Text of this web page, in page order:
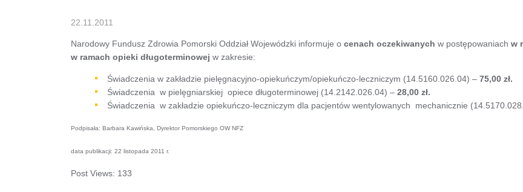
22.11.2011
Narodowy Fundusz Zdrowia Pomorski Oddział Wojewódzki informuje o cenach oczekiwanych w postępowaniach w
w ramach opieki długoterminowej w zakresie:
Świadczenia w zakładzie pielęgnacyjno-opiekuńczym/opiekuńczo-leczniczym (14.5160.026.04) – 75,00 zł.
Świadczenia w pielęgniarskiej opiece długoterminowej (14.2142.026.04) – 28,00 zł.
Świadczenia w zakładzie opiekuńczo-leczniczym dla pacjentów wentylowanych mechanicznie
Podpisała: Barbara Kawińska, Dyrektor Pomorskiego OW NFZ
data publikacji: 22 listopada 2011 r.
Post Views: 133